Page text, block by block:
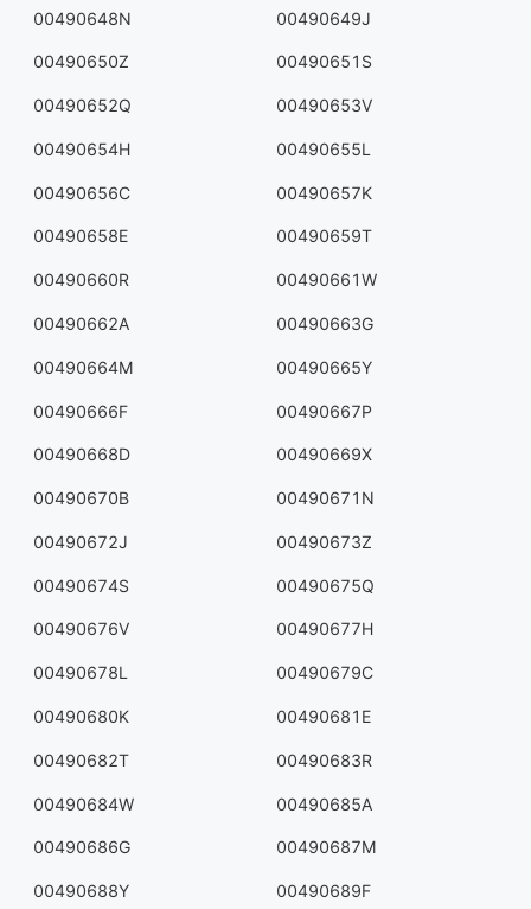
00490648N 00490649J
00490650Z 00490651S
00490652Q 00490653V
00490654H 00490655L
00490656C 00490657K
00490658E 00490659T
00490660R 00490661W
00490662A 00490663G
00490664M 00490665Y
00490666F 00490667P
00490668D 00490669X
00490670B 00490671N
00490672J 00490673Z
00490674S 00490675Q
00490676V 00490677H
00490678L 00490679C
00490680K 00490681E
00490682T 00490683R
00490684W 00490685A
00490686G 00490687M
00490688Y 00490689F